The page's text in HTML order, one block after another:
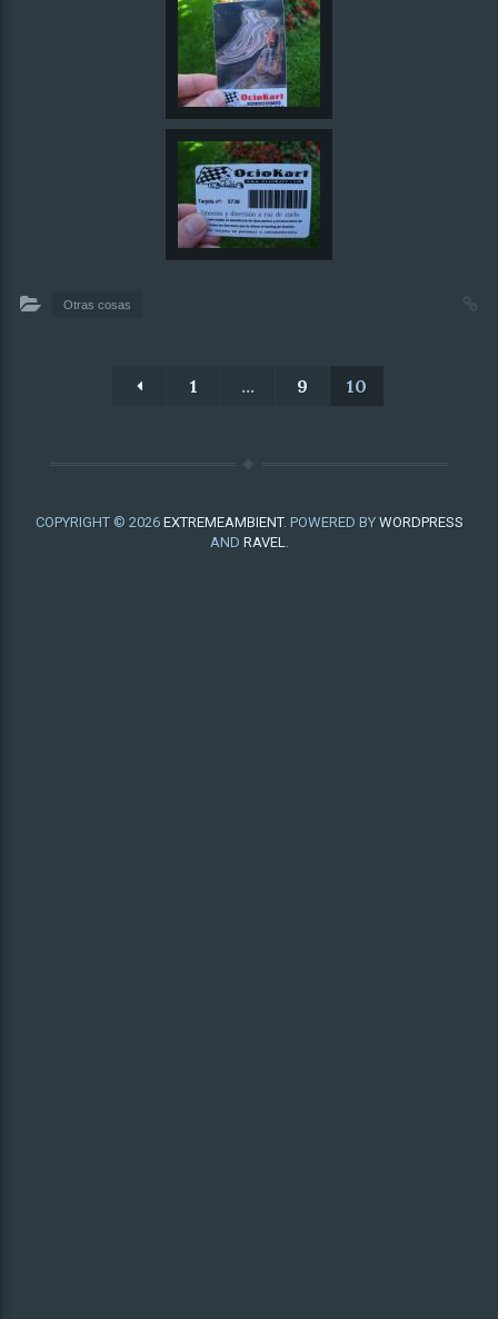
Otras cosas
1 … 9 10
COPYRIGHT © 2026 EXTREMEAMBIENT. POWERED BY WORDPRESS
AND RAVEL